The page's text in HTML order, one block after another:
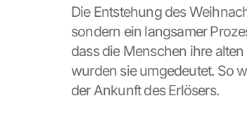
Die Entstehung des
sondern ein langsamer
dass die Menschen ihre
wurden sie umgedeutet. So
der Ankunft des Erlösers.